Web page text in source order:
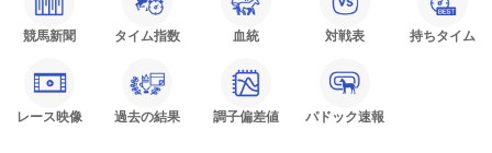
競馬新聞 タイム指数 血統 対戦表 持ちタイム
レース映像 過去の結果 調子偏差値 パドック速報